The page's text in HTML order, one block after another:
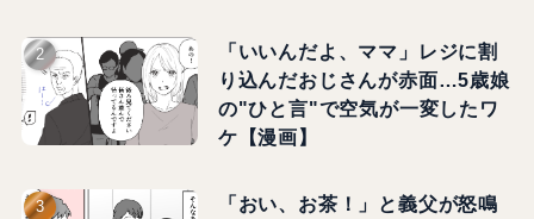
「いいんだよ、ママ」レジに割
り込んだおじさんが赤面…5歳娘
の"ひと言"で空気が一変したワ
ケ【漫画】
「おい、お茶！」と義父が怒鳴